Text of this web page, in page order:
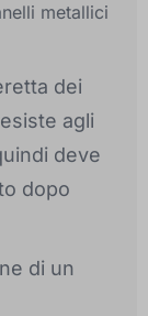
metallici
dei
agli
deve
dopo
di un